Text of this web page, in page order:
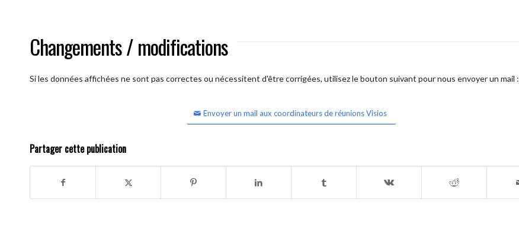
Changements / modifications
Si les données affichées ne sont pas correctes ou nécessitent d'être corrigées, utilisez le bouton suivant pour nous envoyer un mail :
Envoyer un mail aux coordinateurs de réunions Visios
Partager cette publication